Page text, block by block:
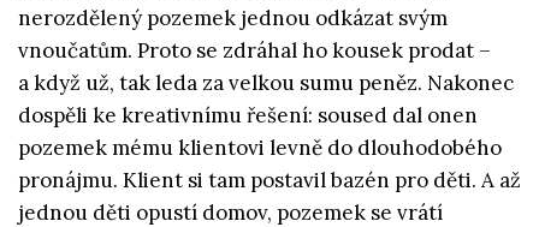
nerozdělený pozemek jednou odkázat svým
vnoučatům. Proto se zdráhal ho kousek prodat –
a když už, tak leda za velkou sumu peněz. Nakonec
dospěli ke kreativnímu řešení: soused dal onen
pozemek mému klientovi levně do dlouhodobého
pronájmu. Klient si tam postavil bazén pro děti. A až
jednou děti opustí domov, pozemek se vrátí